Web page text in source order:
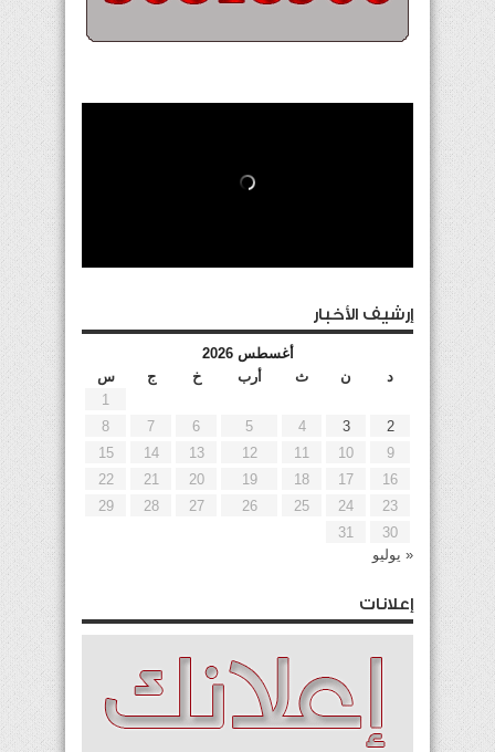
إرشيف الأخبار
أغسطس 2026
د
ن ث أرب خ ج
س
1
2
3
4
5
6
7
8
9
10
11
12
13
14
15
16
17
18
19
20
21
22
23
24
25
26
27
28
29
30
31
« يوليو
إعلانات